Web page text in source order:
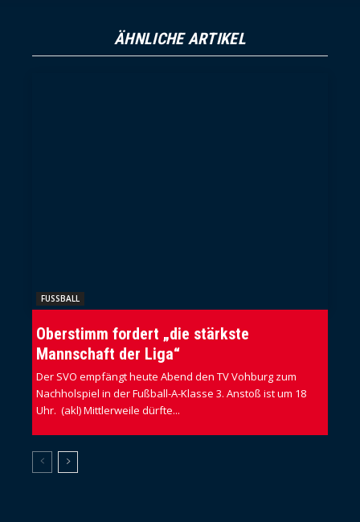
ÄHNLICHE ARTIKEL
FUSSBALL
Oberstimm fordert „die stärkste
Mannschaft der Liga“
Der SVO empfängt heute Abend den TV Vohburg zum
Nachholspiel in der Fußball-A-Klasse 3. Anstoß ist um 18
Uhr. (akl) Mittlerweile dürfte...